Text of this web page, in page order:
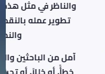
الأستاذ/
ميزان حسناتهما